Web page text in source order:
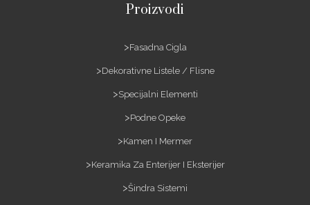
Proizvodi
Fasadna Cigla
Dekorativne Listele / Flisne
Specijalni Elementi
Podne Opeke
Kamen I Mermer
Keramika Za Enterijer I Eksterijer
Šindra Sistemi